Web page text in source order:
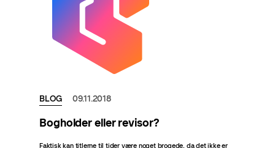
BLOG 09.11.2018
Bogholder eller revisor?
Faktisk kan titlerne til tider være noget brogede, da det ikke er